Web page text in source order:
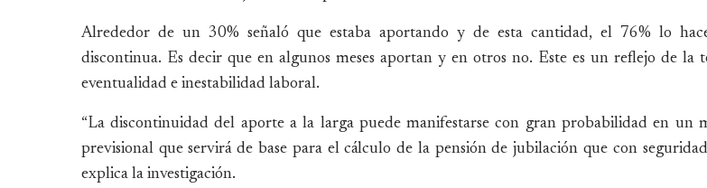
Alrededor de un 30% señaló que estaba aportando y de esta cantidad, el 76% lo
discontinua. Es decir que en algunos meses aportan y en otros no. Este es un reflejo de la
eventualidad e inestabilidad laboral.
“La discontinuidad del aporte a la larga puede manifestarse con gran probabilidad en un
previsional que servirá de base para el cálculo de la pensión de jubilación que con
explica la investigación.